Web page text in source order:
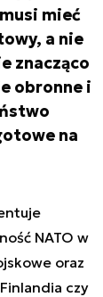
mieć
a nie
znacząco
obronne i
na
NATO w
oraz
czy